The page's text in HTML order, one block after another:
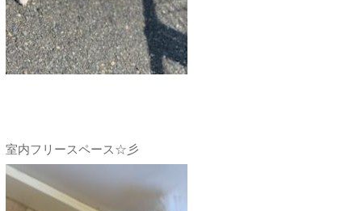
室内フリースペース☆彡